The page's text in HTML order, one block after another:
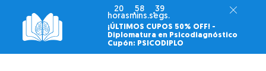
20
horas
58
mins.
37
segs.
¡ÚLTIMOS CUPOS 50% OFF! -
Diplomatura en Psicodiagnóstico
Cupón: PSICODIPLO